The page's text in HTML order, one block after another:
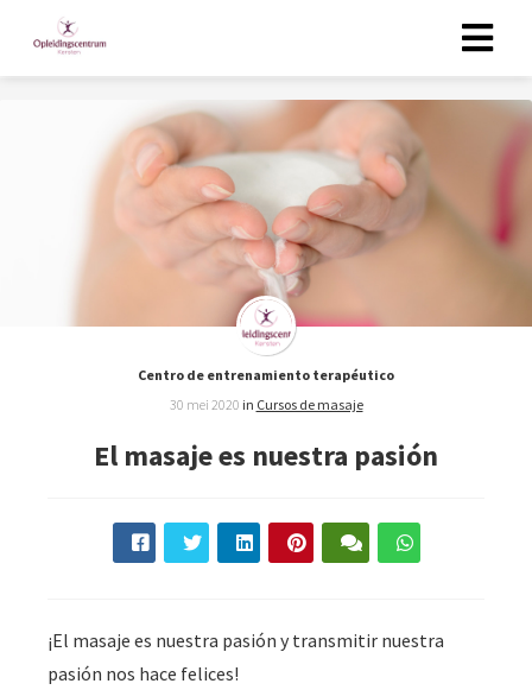
Centro de entrenamiento terapéutico
30 mei 2020 in Cursos de masaje
El masaje es nuestra pasión
¡El masaje es nuestra pasión y transmitir nuestra
pasión nos hace felices!